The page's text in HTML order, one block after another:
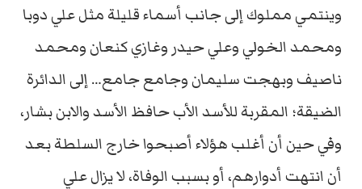
وينتمي مملوك إلى جانب أسماء قليلة مثل علي دوبا
ومحمد الخولي وعلي حيدر وغازي كنعان ومحمد
ناصيف وبهجت سليمان وجامع جامع… إلى الدائرة
الضيقة؛ المقربة للأسد الأب حافظ الأسد والابن بشار،
وفي حين أن أغلب هؤلاء أصبحوا خارج السلطة بعد
أن انتهت أدوارهم، أو بسبب الوفاة، لا يزال علي